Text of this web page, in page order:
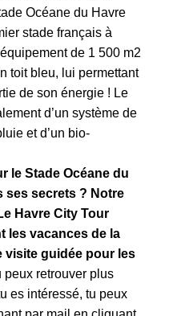
Océane du Havre
stade français à
de 1 500 m2
toit bleu, lui permettant
de son énergie ! Le
d’un système de
et d’un bio-
le Stade Océane du
ses secrets ? Notre
Havre City Tour
les vacances de la
visite guidée pour les
peux retrouver plus
es intéressé, tu peux